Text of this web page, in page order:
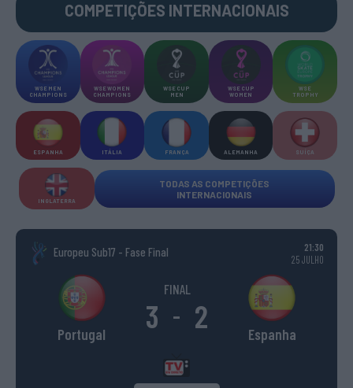
COMPETIÇÕES INTERNACIONAIS
WSE MEN
CHAMPIONS
WSE WOMEN
CHAMPIONS
WSE CUP
MEN
WSE CUP
WOMEN
WSE
TROPHY
ESPANHA ITÁLIA FRANÇA ALEMANHA SUÍÇA
INGLATERRA
TODAS AS COMPETIÇÕES
INTERNACIONAIS
Europeu Sub17 - Fase Final
21:30
25 JULHO
Portugal
FINAL
3 - 2 Espanha